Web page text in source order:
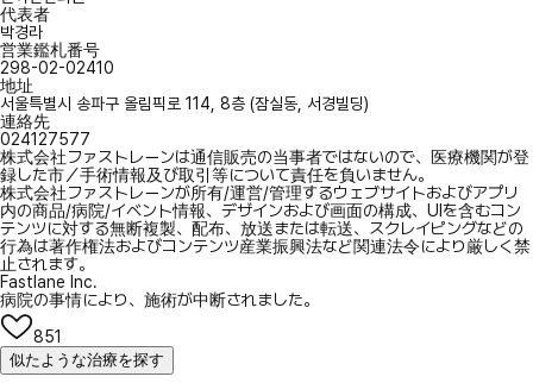
代表者
박경라
営業鑑札番号
298-02-02410
地址
서울특별시 송파구 올림픽로 114, 8층 (잠실동, 서경빌딩)
連絡先
024127577
株式会社ファストレーンは通信販売の当事者ではないので、医療機関が登
録した市／手術情報及び取引等について責任を負いません。
株式会社ファストレーンが所有/運営/管理するウェブサイトおよびアプリ
内の商品/病院/イベント情報、デザインおよび画面の構成、UIを含むコン
テンツに対する無断複製、配布、放送または転送、スクレイピングなどの
行為は著作権法およびコンテンツ産業振興法など関連法令により厳しく禁
止されます。
Fastlane Inc.
病院の事情により、施術が中断されました。
851
似たような治療を探す